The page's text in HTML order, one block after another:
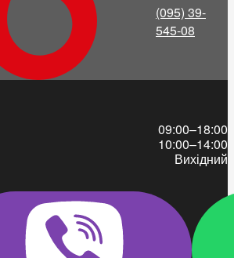
(095) 39-
545-08
09:00–18:00
10:00–14:00
Вихідний